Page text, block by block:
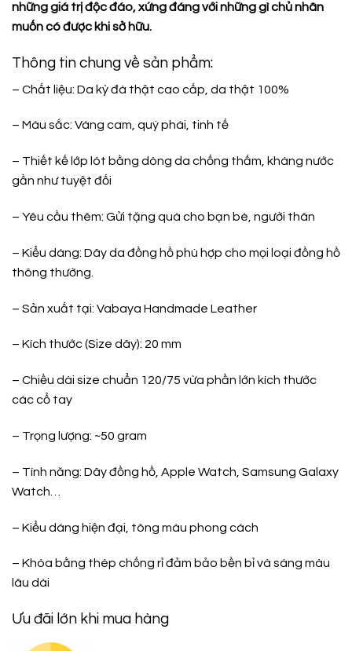
những giá trị độc đáo, xứng đáng với những gì chủ nhân
muốn có được khi sở hữu.
Thông tin chung về sản phẩm:
– Chất liệu: Da kỳ đà thật cao cấp, da thật 100%
– Màu sắc: Vàng cam, quý phái, tinh tế
– Thiết kế lớp lót bằng dòng da chống thấm, kháng nước
gần như tuyệt đối
– Yêu cầu thêm: Gửi tặng quà cho bạn bè, người thân
– Kiểu dáng: Dây da đồng hồ phù hợp cho mọi loại đồng hồ
thông thường.
– Sản xuất tại: Vabaya Handmade Leather
– Kích thước (Size dây): 20 mm
– Chiều dài size chuẩn 120/75 vừa phần lớn kích thước
các cổ tay
– Trọng lượng: ~50 gram
– Tính năng: Dây đồng hồ, Apple Watch, Samsung Galaxy
Watch…
– Kiểu dáng hiện đại, tông màu phong cách
– Khóa bằng thép chống rỉ đảm bảo bền bỉ và sáng màu
lâu dài
Ưu đãi lớn khi mua hàng